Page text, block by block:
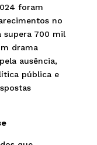
foram
no
supera 700 mil
drama
ausência,
pública e